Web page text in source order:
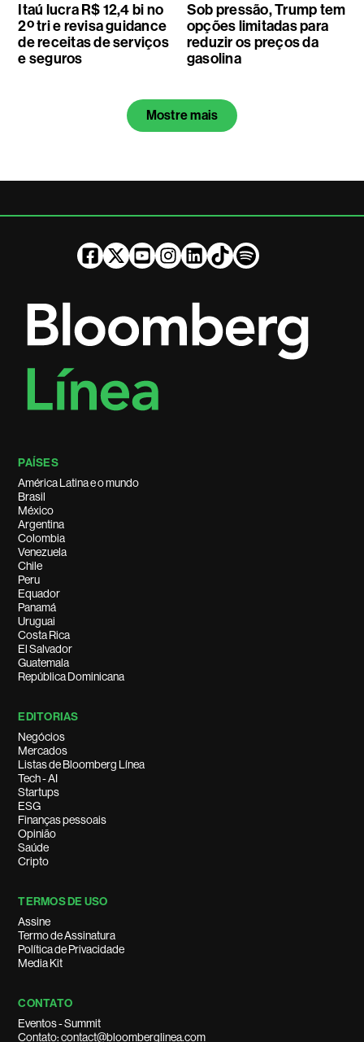
Itaú lucra R$ 12,4 bi no
2º tri e revisa guidance
de receitas de serviços
e seguros
Sob pressão, Trump tem
opções limitadas para
reduzir os preços da
gasolina
Mostre mais
PAÍSES
América Latina e o mundo
Brasil
México
Argentina
Colombia
Venezuela
Chile
Peru
Equador
Panamá
Uruguai
Costa Rica
El Salvador
Guatemala
República Dominicana
EDITORIAS
Negócios
Mercados
Listas de Bloomberg Línea
Tech - AI
Startups
ESG
Finanças pessoais
Opinião
Saúde
Cripto
TERMOS DE USO
Assine
Termo de Assinatura
Política de Privacidade
Media Kit
CONTATO
Eventos - Summit
Contato: contact@bloomberglinea.com